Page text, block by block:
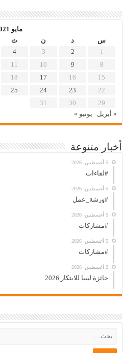
مايو 2021
س
د ن ث
1
2
3
4
8
9
10
11
15
16
17
18
22
23
24
25
29
30
31
« أبريل
يونيو »
أخبار متنوعة
5 أغسطس، 2026
#لقاءات
5 أغسطس، 2026
#ورشة_عمل
5 أغسطس، 2026
#مشاركات
5 أغسطس، 2026
#مشاركات
2 أغسطس، 2026
جائزة ليبيا للابتكار 2026